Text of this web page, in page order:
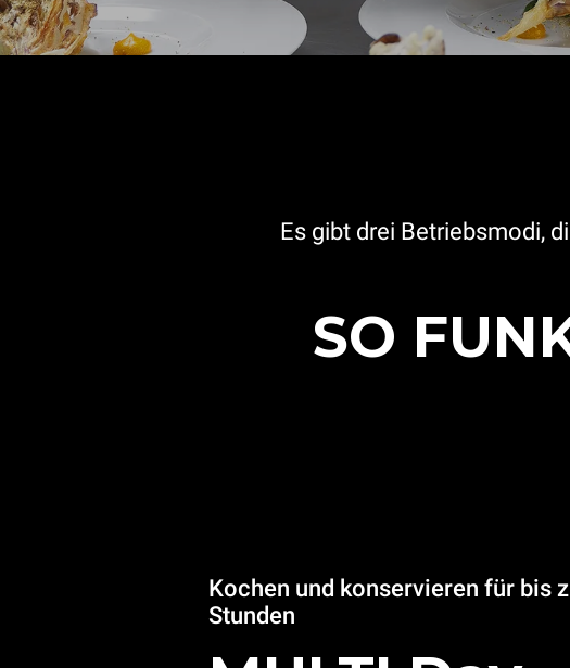
Es gibt drei Betriebsmodi,
SO
Kochen und konservieren für bis
Stunden